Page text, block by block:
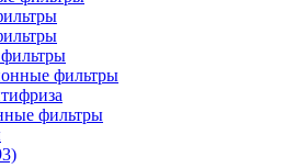
фильтры
фильтры